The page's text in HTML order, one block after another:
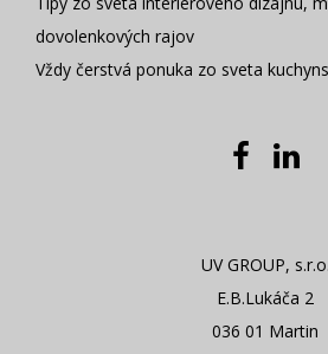
dovolenkových rajov
Vždy čerstvá ponuka zo sveta
UV GROUP, s.r.o.
E.B.Lukáča 2
036 01 Martin